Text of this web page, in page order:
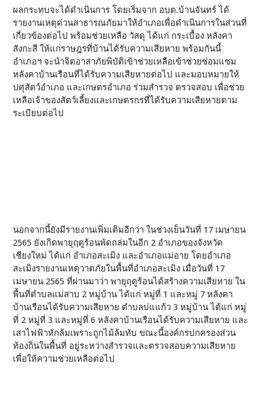
ผลกระทบจะได้ดำเนินการ โดยเริ่มจาก อบต.บ้านจันทร์ ได้
รายงานเหตุด่วนสาธารณภัยมาให้อำเภอเพื่อดำเนินการในส่วนที่
เกี่ยวข้องต่อไป พร้อมช่วยเหลือ วัสดุ ได้แก่ กระเบื้อง หลังคา
สังกะสี ให้แก่ราษฎรที่บ้านได้รับความเสียหาย พร้อมกันนี้
อำเภอฯ จะนำจิตอาสาภัยพิบัติเข้าช่วยเหลือเข้าช่วยซ่อมแซม
หลังคาบ้านเรือนที่ได้รับความเสียหายต่อไป และมอบหมายให้
ปศุสัตว์อำเภอ และเกษตรอำเภอ ร่วมสำรวจ ตรวจสอบ เพื่อช่วย
เหลือเจ้าของสัตว์เลี้ยงและเกษตรกรที่ได้รับความเสียหายตาม
ระเบียบต่อไป
นอกจากนี้ยังมีรายงานเพิ่มเติมอีกว่า ในช่วงเย็นวันที่ 17 เมษายน
2565 ยังเกิดพายุฤดูร้อนพัดถล่มในอีก 2 อำเภอของจังหวัด
เชียงใหม่ ได้แก่ อำเภอสะเมิง และอำเภอแม่อาย โดยอำเภอ
สะเมิงรายงานเหตุวาตภัยในพื้นที่อำเภอสะเมิง เมื่อวันที่ 17
เมษายน 2565 ที่ผ่านมาว่า พายุฤดูร้อนได้สร้างความเสียหาย ใน
พื้นที่ตำบลแม่สาบ 2 หมู่บ้าน ได้แก่ หมู่ที่ 1 และหมู่ 7 หลังคา
บ้านเรือนได้รับความเสียหาย ตำบลบ่แแก้ว 3 หมู่บ้าน ได้แก่ หมู่
ที่ 2 หมู่ที่ 3 และหมู่ที่ 6 หลังคาบ้านเรือนได้รับความเสียหาย และ
เสาไฟฟ้าหักล้มเพราะถูกไม้ล้มทับ ขณะนี้องค์กรปกครองส่วน
ท้องถิ่นในพื้นที่ อยู่ระหว่างสำรวจและตรวจสอบความเสียหาย
เพื่อให้ความช่วยเหลือต่อไป